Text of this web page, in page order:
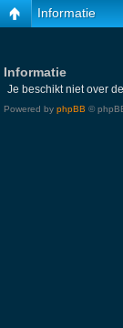
Informatie
Informatie
Je beschikt niet over
Powered by phpBB ©